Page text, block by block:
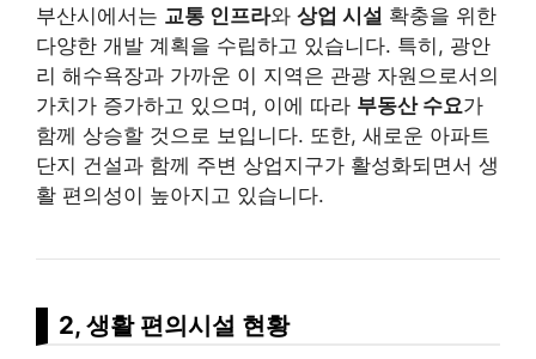
부산시에서는 교통 인프라와 상업 시설 확충을 위한
다양한 개발 계획을 수립하고 있습니다. 특히, 광안
리 해수욕장과 가까운 이 지역은 관광 자원으로서의
가치가 증가하고 있으며, 이에 따라 부동산 수요가
함께 상승할 것으로 보입니다. 또한, 새로운 아파트
단지 건설과 함께 주변 상업지구가 활성화되면서 생
활 편의성이 높아지고 있습니다.
2, 생활 편의시설 현황